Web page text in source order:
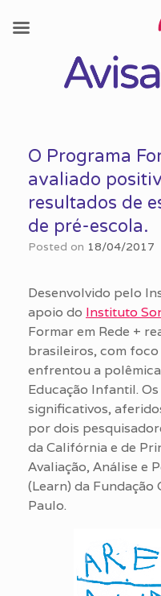
contentO Programa
avaliado
resultados de
de pré-escola.
Posted on 18/04/2017
Desenvolvido pelo
apoio do Instituto
Formar em Rede +
brasileiros, com
enfrentou a
Educação Infantil.
significativos,
por dois
da Califórnia e de
Avaliação, Análise e
(Learn) da Fundação
Paulo.